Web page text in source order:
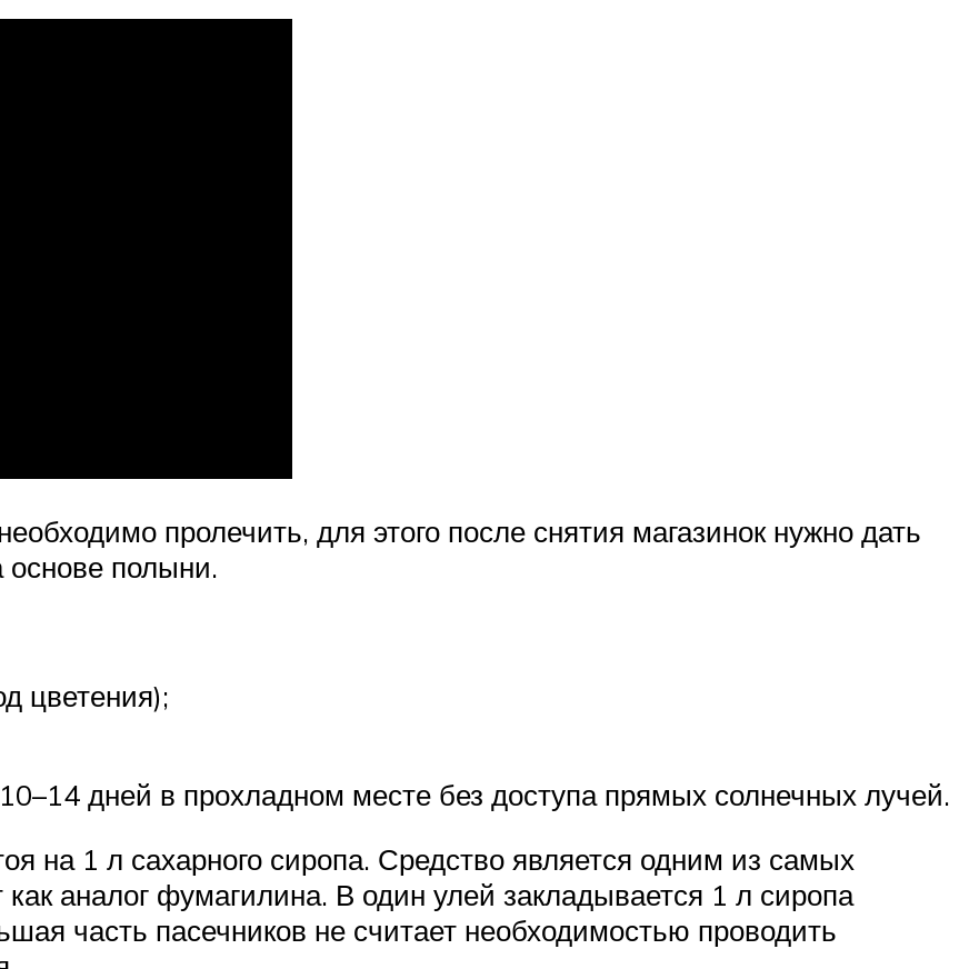
пролечить, для этого после снятия магазинок нужно дать
полыни.
цветения);
дней в прохладном месте без доступа прямых солнечных лучей.
на 1 л сахарного сиропа. Средство является одним из самых
аналог фумагилина. В один улей закладывается 1 л сиропа
часть пасечников не считает необходимостью проводить